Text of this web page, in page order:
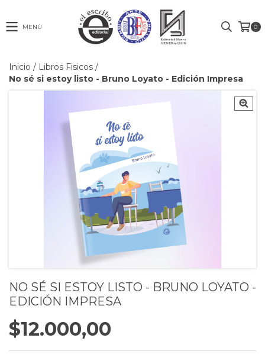
MENÚ 0
Inicio / Libros Fisicos /
No sé si estoy listo - Bruno Loyato - Edición Impresa
NO SÉ SI ESTOY LISTO - BRUNO LOYATO -
EDICIÓN IMPRESA
$12.000,00